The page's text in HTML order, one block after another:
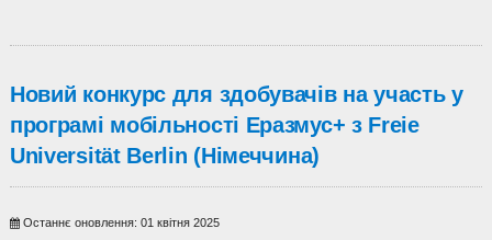
Новий конкурс для здобувачів на участь у
програмі мобільності Еразмус+ з Freie
Universität Berlin (Німеччина)
Останнє оновлення: 01 квітня 2025